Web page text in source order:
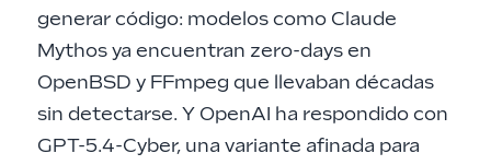
generar código: modelos como Claude
Mythos ya encuentran zero-days en
OpenBSD y FFmpeg que llevaban décadas
sin detectarse. Y OpenAI ha respondido con
GPT-5.4-Cyber, una variante afinada para